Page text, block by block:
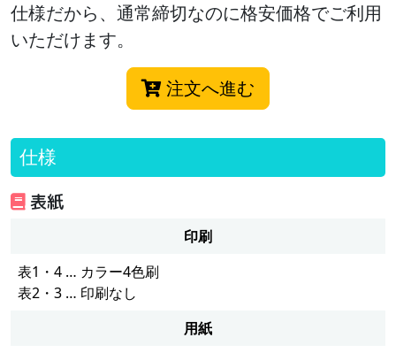
仕様だから、通常締切なのに格安価格でご利用
いただけます。
注文へ進む
仕様
表紙
印刷
表1・4 … カラー4色刷
表2・3 … 印刷なし
用紙